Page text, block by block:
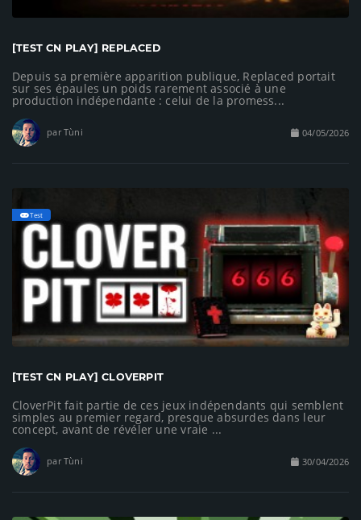
[TEST CN PLAY] REPLACED
Depuis sa première apparition publique, Replaced portait
sur ses épaules un poids rarement associé à une
production indépendante : celui de la promess...
par Tùni 04/05/2026
Test
[TEST CN PLAY] CLOVERPIT
CloverPit fait partie de ces jeux indépendants qui semblent
simples au premier regard, presque absurdes dans leur
concept, avant de révéler une vraie ...
par Tùni 30/04/2026